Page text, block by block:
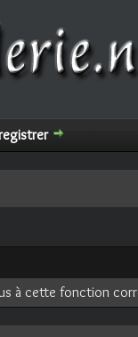
à cette fonction